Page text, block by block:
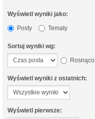
Wyświetl wyniki jako:
Posty
Tematy
Sortuj wyniki wg:
Rosnąco
Wyświetl wyniki z ostatnich:
Wyświetl pierwsze: